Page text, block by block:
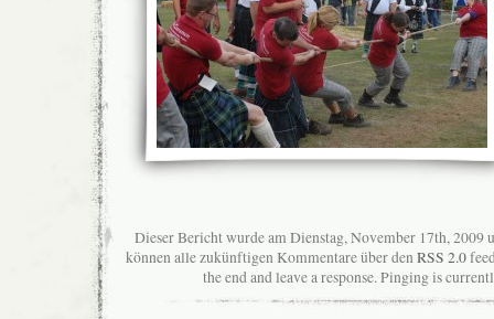
Dieser Bericht wurde am Dienstag, November 17th, 2009
können alle zukünftigen Kommentare über denRSS 2.0
the end and leave a response. Pinging is